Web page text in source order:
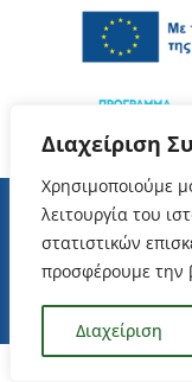
Διαχείριση
Χρησιμοποιούμε
λειτουργία του
στατιστικών
προσφέρουμε την
Διαχείριση
Όροι Χρήσης–